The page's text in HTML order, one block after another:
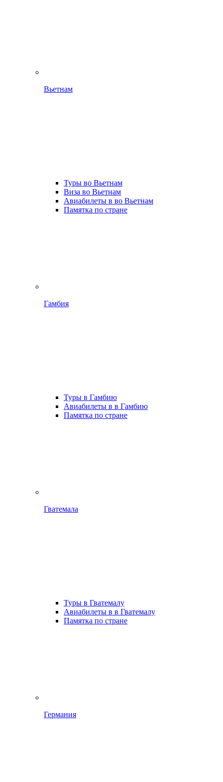
Вьетнам
Туры во Вьетнам
Виза во Вьетнам
Авиабилеты в во Вьетнам
Памятка по стране
Гамбия
Туры в Гамбию
Авиабилеты в в Гамбию
Памятка по стране
Гватемала
Туры в Гватемалу
Авиабилеты в в Гватемалу
Памятка по стране
Германия